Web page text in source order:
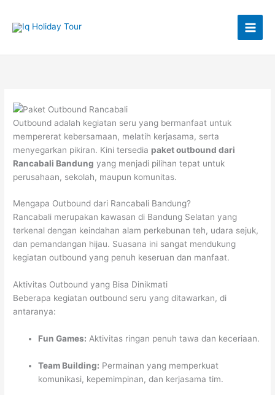
konten
Outbound adalah kegiatan seru yang bermanfaat untuk
mempererat kebersamaan, melatih kerjasama, serta
menyegarkan pikiran. Kini tersedia paket outbound dari
Rancabali Bandung yang menjadi pilihan tepat untuk
perusahaan, sekolah, maupun komunitas.
Mengapa Outbound dari Rancabali Bandung?
Rancabali merupakan kawasan di Bandung Selatan yang
terkenal dengan keindahan alam perkebunan teh, udara sejuk,
dan pemandangan hijau. Suasana ini sangat mendukung
kegiatan outbound yang penuh keseruan dan manfaat.
Aktivitas Outbound yang Bisa Dinikmati
Beberapa kegiatan outbound seru yang ditawarkan, di
antaranya:
Fun Games: Aktivitas ringan penuh tawa dan keceriaan.
Team Building: Permainan yang memperkuat
komunikasi, kepemimpinan, dan kerjasama tim.